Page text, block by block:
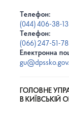
Телефон:
(044) 406-38-13
Телефон:
(066) 247-51-78
Електронна
ГОЛОВНЕ
В КИЇВСЬКІЙ